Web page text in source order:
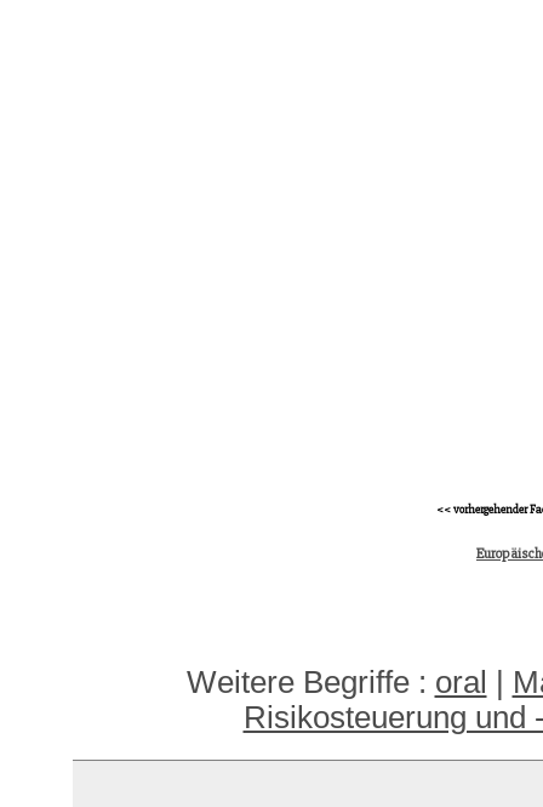
<< vorhergehender
Weitere Begriffe : oral
Risikosteuerung und